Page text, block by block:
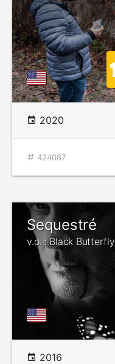
2020
424087
Sequestré
v.o. : Black Butterfly
2016